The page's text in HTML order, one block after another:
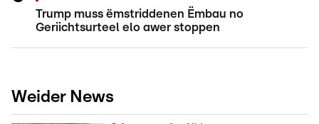
Trump muss ëmstriddenen Ëmbau no
Geriichtsurteel elo awer stoppen
Weider News